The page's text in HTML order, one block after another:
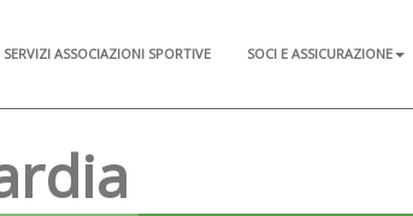
SERVIZI ASSOCIAZIONI SPORTIVE SOCI E ASSICURAZIONE